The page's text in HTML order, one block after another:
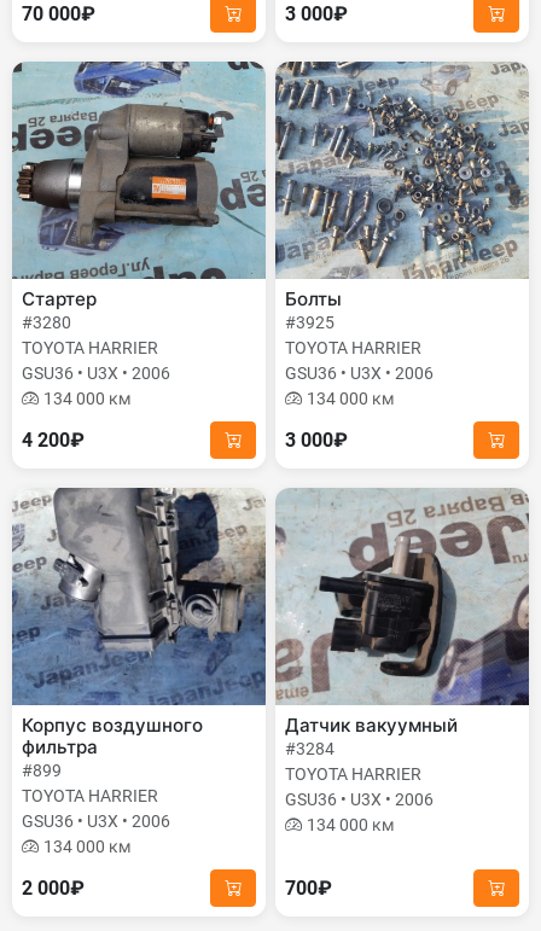
70 000₽ 3 000₽
Стартер
#3280
TOYOTA HARRIER
GSU36 • U3X • 2006
134 000 км
4 200₽
Болты
#3925
TOYOTA HARRIER
GSU36 • U3X • 2006
134 000 км
3 000₽
Корпус воздушного
фильтра
#899
TOYOTA HARRIER
GSU36 • U3X • 2006
134 000 км
2 000₽
Датчик вакуумный
#3284
TOYOTA HARRIER
GSU36 • U3X • 2006
134 000 км
700₽